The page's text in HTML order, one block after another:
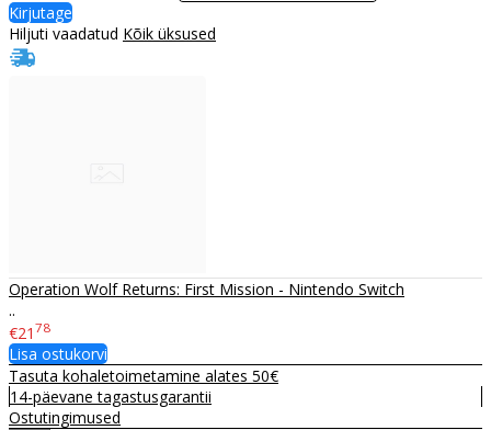
Kirjutage
Hiljuti vaadatud Kõik üksused
Operation Wolf Returns: First Mission - Nintendo Switch
..
€21 78
Lisa ostukorvi
Tasuta kohaletoimetamine alates 50€
14-päevane tagastusgarantii
Ostutingimused